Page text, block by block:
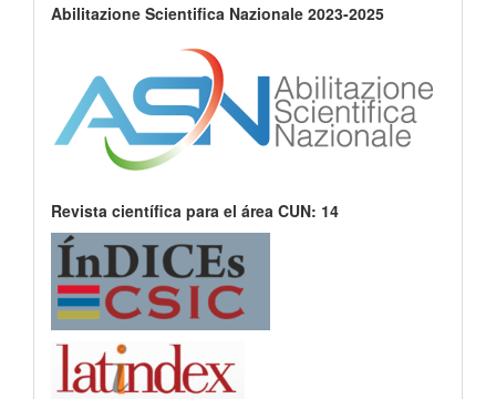
Abilitazione Scientifica Nazionale 2023-2025
Revista científica para el área CUN: 14